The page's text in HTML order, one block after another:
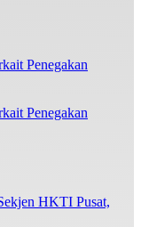
Penegakan
HKTI Pusat,